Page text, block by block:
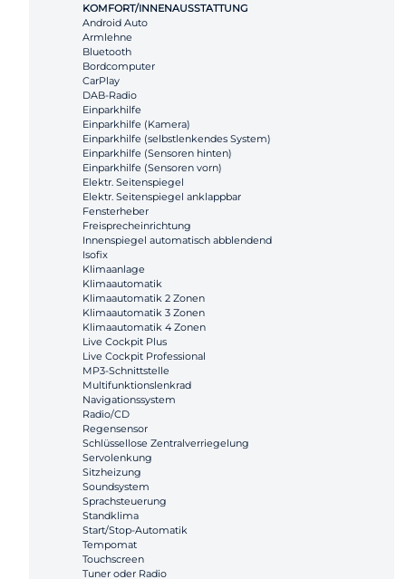
KOMFORT/INNENAUSSTATTUNG
Android Auto
Armlehne
Bluetooth
Bordcomputer
CarPlay
DAB-Radio
Einparkhilfe
Einparkhilfe (Kamera)
Einparkhilfe (selbstlenkendes System)
Einparkhilfe (Sensoren hinten)
Einparkhilfe (Sensoren vorn)
Elektr. Seitenspiegel
Elektr. Seitenspiegel anklappbar
Fensterheber
Freisprecheinrichtung
Innenspiegel automatisch abblendend
Isofix
Klimaanlage
Klimaautomatik
Klimaautomatik 2 Zonen
Klimaautomatik 3 Zonen
Klimaautomatik 4 Zonen
Live Cockpit Plus
Live Cockpit Professional
MP3-Schnittstelle
Multifunktionslenkrad
Navigationssystem
Radio/CD
Regensensor
Schlüssellose Zentralverriegelung
Servolenkung
Sitzheizung
Soundsystem
Sprachsteuerung
Standklima
Start/Stop-Automatik
Tempomat
Touchscreen
Tuner oder Radio